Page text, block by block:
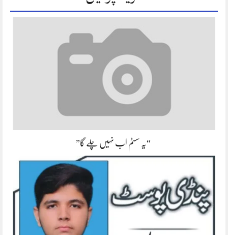
“یہ سسٹم اب نہیں چلے گا”